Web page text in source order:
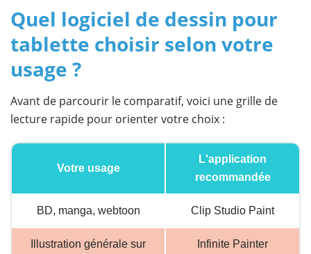
Quel logiciel de dessin pour
tablette choisir selon votre
usage ?
Avant de parcourir le comparatif, voici une grille de
lecture rapide pour orienter votre choix :
Votre usage
L'application
recommandée
BD, manga, webtoon Clip Studio Paint
Illustration générale sur
Infinite Painter